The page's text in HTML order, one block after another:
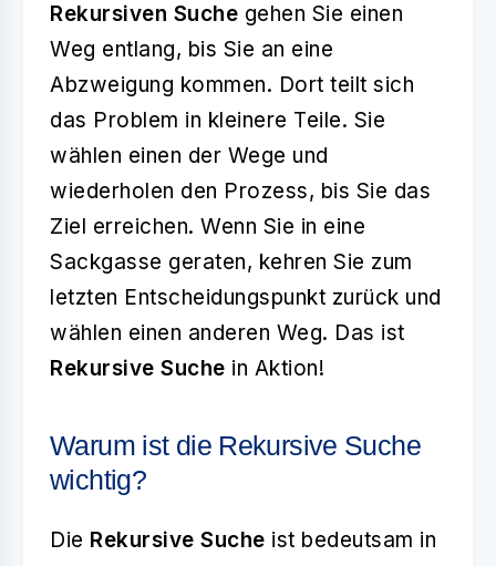
Rekursiven Suche gehen Sie einen
Weg entlang, bis Sie an eine
Abzweigung kommen. Dort teilt sich
das Problem in kleinere Teile. Sie
wählen einen der Wege und
wiederholen den Prozess, bis Sie das
Ziel erreichen. Wenn Sie in eine
Sackgasse geraten, kehren Sie zum
letzten Entscheidungspunkt zurück und
wählen einen anderen Weg. Das ist
Rekursive Suche in Aktion!
Warum ist die Rekursive Suche
wichtig?
Die Rekursive Suche ist bedeutsam in